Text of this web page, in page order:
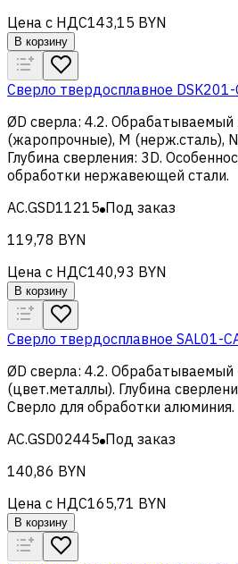
Цена с НДС143,15 BYN
В корзину
Сверло твердосплавное
ØD сверла: 4.2. Обрабатываемый
(жаропрочные), M (нерж.сталь),
Глубина сверления: 3D.
обработки нержавеющей стали.
AC.GSD11215 Под заказ
119,78 BYN
Цена с НДС140,93 BYN
В корзину
Сверло твердосплавное SAL01-
ØD сверла: 4.2. Обрабатываемый
(цвет.металлы). Глубина
Сверло для обработки алюминия.
AC.GSD02445 Под заказ
140,86 BYN
Цена с НДС165,71 BYN
В корзину